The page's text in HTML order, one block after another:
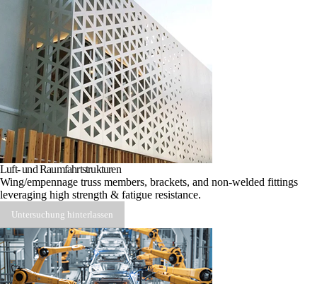
Luft- und Raumfahrtstrukturen
Wing/empennage truss members, brackets, and non-welded fittings
leveraging high strength & fatigue resistance.
Untersuchung hinterlassen